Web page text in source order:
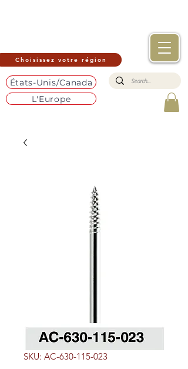
Choisissez votre région
États-Unis/Canada
L'Europe
SKU: AC-630-115-023